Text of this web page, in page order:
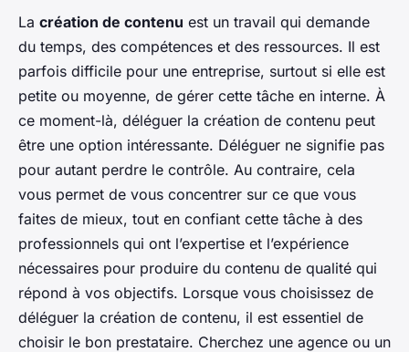
La création de contenu est un travail qui demande
du temps, des compétences et des ressources. Il est
parfois difficile pour une entreprise, surtout si elle est
petite ou moyenne, de gérer cette tâche en interne. À
ce moment-là, déléguer la création de contenu peut
être une option intéressante. Déléguer ne signifie pas
pour autant perdre le contrôle. Au contraire, cela
vous permet de vous concentrer sur ce que vous
faites de mieux, tout en confiant cette tâche à des
professionnels qui ont l’expertise et l’expérience
nécessaires pour produire du contenu de qualité qui
répond à vos objectifs. Lorsque vous choisissez de
déléguer la création de contenu, il est essentiel de
choisir le bon prestataire. Cherchez une agence ou un